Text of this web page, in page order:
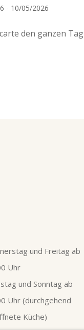
- 10/05/2026
den ganzen Tag
und Freitag ab
Uhr
und Sonntag ab
Uhr (durchgehend
Küche)